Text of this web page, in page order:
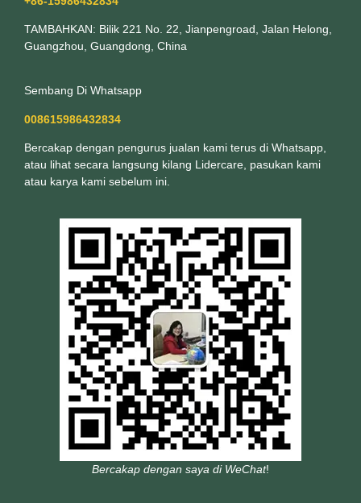
TAMBAHKAN: Bilik 221 No. 22, Jianpengroad, Jalan Helong,
Guangzhou, Guangdong, China
Sembang Di Whatsapp
008615986432834
Bercakap dengan pengurus jualan kami terus di Whatsapp,
atau lihat secara langsung kilang Lidercare, pasukan kami
atau karya kami sebelum ini.
Bercakap dengan saya di WeChat!